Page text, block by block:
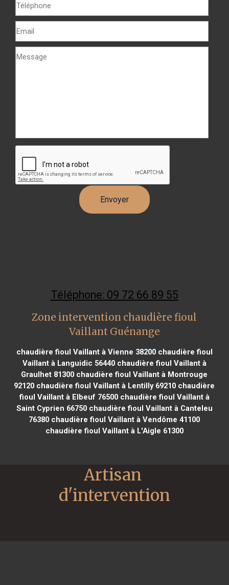
Téléphone: 09 72 66 89 55
Zone intervention chaudière fioul
Vaillant Guénange
chaudière fioul Vaillant à Vienne 38200chaudière fioul
Vaillant à Languidic 56440chaudière fioul Vaillant à
Graulhet 81300 chaudière fioul Vaillant à Montrouge
92120 chaudière fioul Vaillant à Lentilly 69210 chaudière
fioul Vaillant à Elbeuf 76500chaudière fioul Vaillant à
Saint Cyprien 66750chaudière fioul Vaillant à Canteleu
76380 chaudière fioul Vaillant à Vendôme 41100
chaudière fioul Vaillant à L'Aigle 61300
Artisan
d'intervention